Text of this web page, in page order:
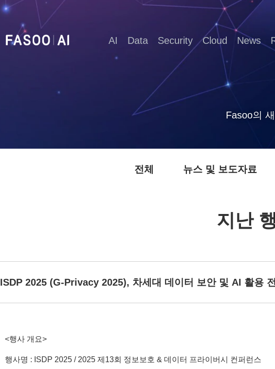
AI Data Security Cloud News
Fasoo의
전체 뉴스 및 보도자료
지난
ISDP 2025 (G-Privacy 2025), 차세대 데이터 보안 및 AI 활용
<행사 개요>
행사명 : ISDP 2025 / 2025 제13회 정보보호 & 데이터 프라이버시 컨퍼런스